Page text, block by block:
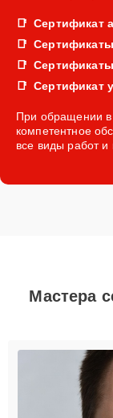
Сертификат
Сертификат
При обращении в
компетентное
все виды работ и
Мастера